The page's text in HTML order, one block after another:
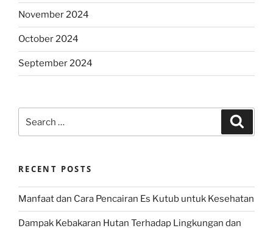
November 2024
October 2024
September 2024
for:
RECENT POSTS
Manfaat dan Cara Pencairan Es Kutub untuk Kesehatan
Dampak Kebakaran Hutan Terhadap Lingkungan dan